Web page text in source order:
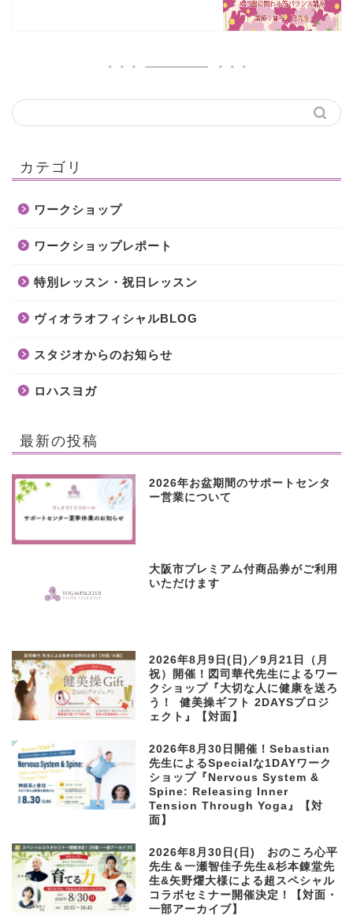
カテゴリ
ワークショップ
ワークショップレポート
特別レッスン・祝日レッスン
ヴィオラオフィシャルBLOG
スタジオからのお知らせ
ロハスヨガ
最新の投稿
2026年お盆期間のサポートセンタ
ー営業について
大阪市プレミアム付商品券がご利用
いただけます
2026年8月9日(日)／9月21日（月
祝）開催！図司華代先生によるワー
クショップ『大切な人に健康を送ろ
う！ 健美操ギフト 2DAYSプロジ
ェクト』【対面】
2026年8月30日開催！Sebastian
先生によるSpecialな1DAYワーク
ショップ『Nervous System &
Spine: Releasing Inner
Tension Through Yoga』【対
面】
2026年8月30日(日) おのころ心平
先生＆一瀬智佳子先生&杉本錬堂先
生&矢野燿大様による超スペシャル
コラボセミナー開催決定！【対面・
一部アーカイブ】